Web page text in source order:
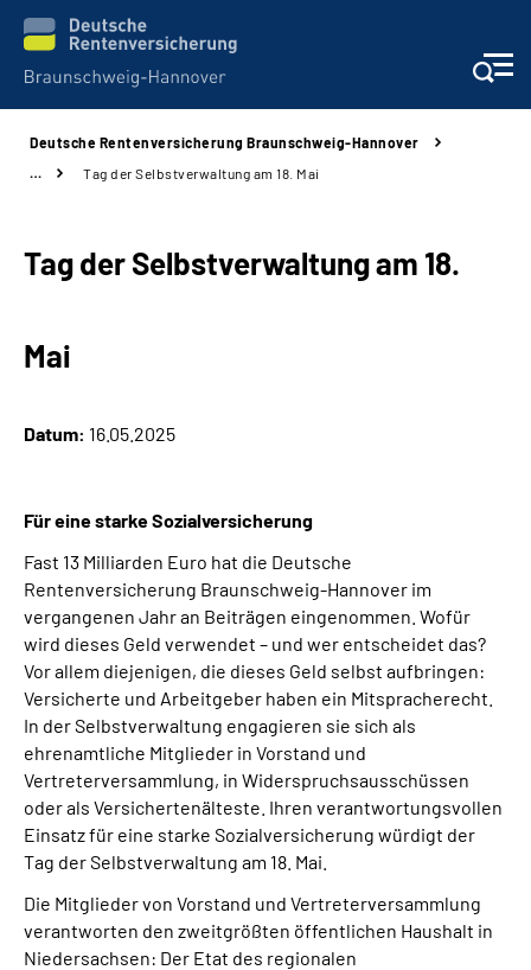
Unsere Kliniken
Karriere
Inhalte in Gebärdensprache (DGS)
Leichte Sprache
Suche
Mein Kundenportal
Deutsche Rentenversicherung Braunschweig-Hannover
…
Tag der Selbstverwaltung am 18. Mai
Tag der Selbstverwaltung am 18.
Mai
Datum: 16.05.2025
Für eine starke Sozialversicherung
Fast 13 Milliarden Euro hat die Deutsche
Rentenversicherung Braunschweig-Hannover im
vergangenen Jahr an Beiträgen eingenommen. Wofür
wird dieses Geld verwendet – und wer entscheidet das?
Vor allem diejenigen, die dieses Geld selbst aufbringen:
Versicherte und Arbeitgeber haben ein Mitspracherecht.
In der Selbstverwaltung engagieren sie sich als
ehrenamtliche Mitglieder in Vorstand und
Vertreterversammlung, in Widerspruchsausschüssen
oder als Versichertenälteste. Ihren verantwortungsvollen
Einsatz für eine starke Sozialversicherung würdigt der
Tag der Selbstverwaltung am 18. Mai.
Die Mitglieder von Vorstand und Vertreterversammlung
verantworten den zweitgrößten öffentlichen Haushalt in
Niedersachsen: Der Etat des regionalen